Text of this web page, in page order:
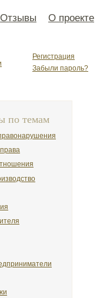
Отзывы О проекте
Регистрация
Забыли пароль?
по темам